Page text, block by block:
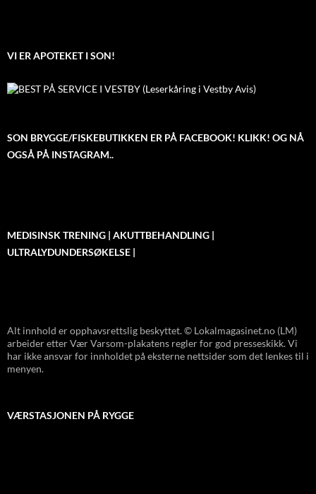
VI ER APOTEKET I SON!
SON BRYGGE/FISKEBUTIKKEN ER PÅ FACEBOOK! KLIKK! OG NÅ
OGSÅ PÅ INSTAGRAM..
MEDISINSK TRENING | AKUTTBEHANDLING |
ULTRALYDUNDERSØKELSE |
Alt innhold er opphavsrettslig beskyttet. © Lokalmagasinet.no (LM)
arbeider etter Vær Varsom-plakatens regler for god presseskikk. Vi
har ikke ansvar for innholdet på eksterne nettsider som det lenkes til i
menyen.
VÆRSTASJONEN PÅ RYGGE